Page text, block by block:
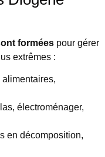
formées pour gérer
extrêmes :
alimentaires,
électroménager,
en décomposition,